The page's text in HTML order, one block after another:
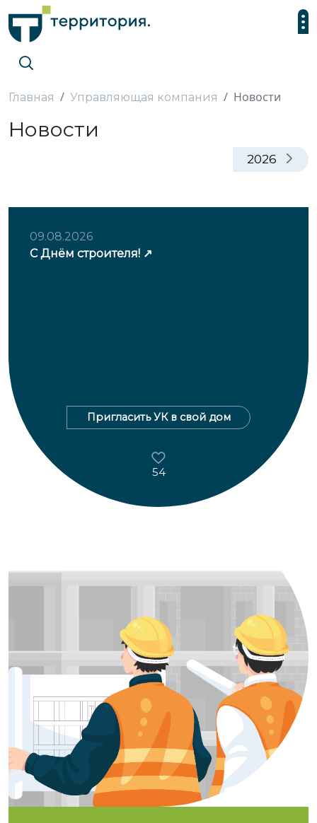
Главная Управляющая компания Новости
Новости
2026
09.08.2026
С Днём строителя!
Пригласить УК в свой дом
54